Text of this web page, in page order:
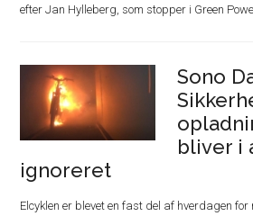
efter Jan Hylleberg, som stopper i Green
Sono
bliver i
ignoreret
Elcyklen er blevet en fast del af hverdagen